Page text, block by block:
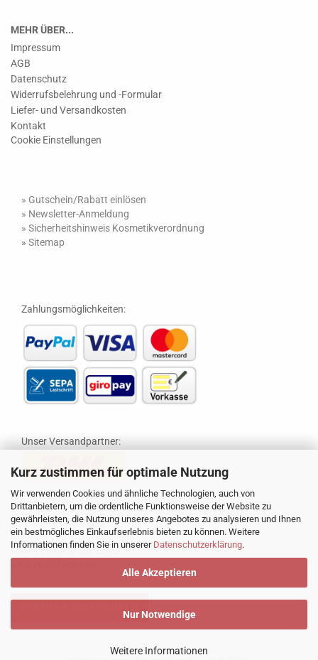
Kurz zustimmen für optimale Nutzung
Wir verwenden Cookies und ähnliche Technologien, auch von
Drittanbietern, um die ordentliche Funktionsweise der Website zu
gewährleisten, die Nutzung unseres Angebotes zu analysieren und Ihnen
ein bestmögliches Einkaufserlebnis bieten zu können. Weitere
Informationen finden Sie in unserer Datenschutzerklärung.
Alle Akzeptieren
Nur Notwendige
Weitere Informationen
MEHR ÜBER...
Impressum
AGB
Datenschutz
Widerrufsbelehrung und -Formular
Liefer- und Versandkosten
Kontakt
Cookie Einstellungen
» Gutschein/Rabatt einlösen
» Newsletter-Anmeldung
» Sicherheitshinweis Kosmetikverordnung
» Sitemap
Zahlungsmöglichkeiten:
Unser Versandpartner:
» 16 Jahre Erfahrung
» Hohe Kundenzufriedenheit
» Alle Produkte auf Lager